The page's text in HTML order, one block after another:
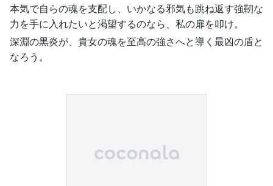
本気で自らの魂を支配し、いかなる邪気も跳ね返す強靭な
力を手に入れたいと渇望するのなら、私の扉を叩け。
深淵の黒炎が、貴女の魂を至高の強さへと導く最凶の盾と
なろう。